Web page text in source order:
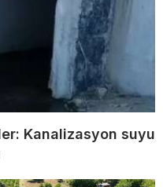
Kanalizasyon suyu